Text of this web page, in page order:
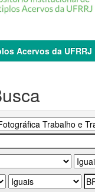
Acervos da UFRRJ